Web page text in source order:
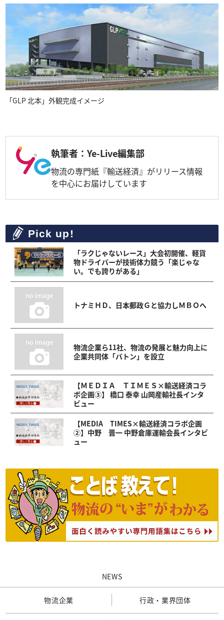
「GLP 北本」外観完成イメージ
執筆者：Ye-Live編集部
物流の専門紙『輸送経済』がリリース情報
を中心にお届けしています
Pick up!
「ラクじゃないレース」大会初開催、軽貨
物ドライバーが技術体力競う「楽じゃな
い。でも誇りがある」
トナミＨＤ、日本郵政Ｇと協力しＭＢＯへ
物流企業ら11社、物流の発展と魅力向上に
企業共同体「バトン」を設立
【ＭＥＤＩＡ ＴＩＭＥＳ×輸送経済コラ
ボ企画③】 橋口 泰幸 山岡産輸社長インタ
ビュー
【MEDIA TIMES×輸送経済コラボ企画
②】中野 晋一 中野倉庫運輸会長インタビ
ュー
NEWS
物流企業 行政・業界団体